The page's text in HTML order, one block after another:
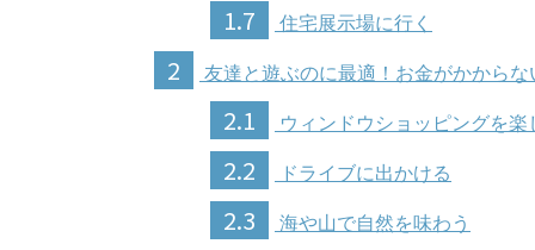
1.7 住宅展示場に行く
2 友達と遊ぶのに最適！お金がかからな
2.1 ウィンドウショッピングを楽
2.2 ドライブに出かける
2.3 海や山で自然を味わう